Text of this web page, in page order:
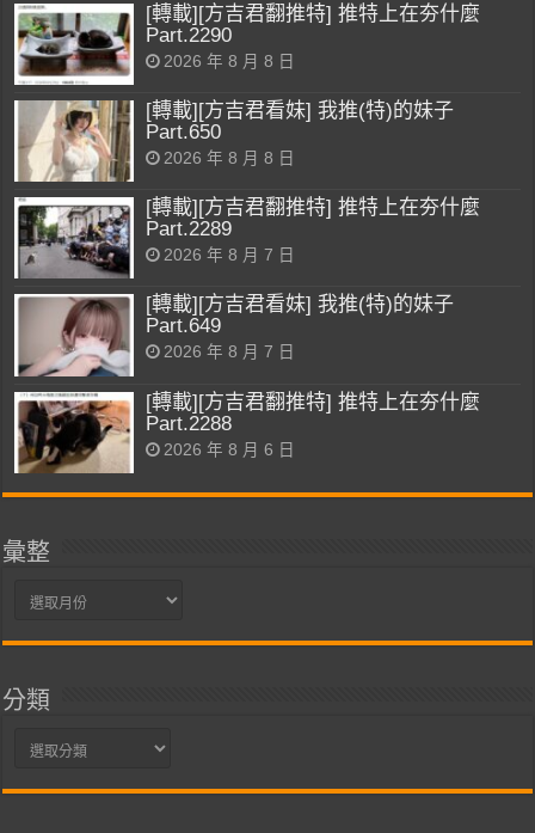
[轉載][方吉君翻推特] 推特上在夯什麼
Part.2290
2026 年 8 月 8 日
[轉載][方吉君看妹] 我推(特)的妹子
Part.650
2026 年 8 月 8 日
[轉載][方吉君翻推特] 推特上在夯什麼
Part.2289
2026 年 8 月 7 日
[轉載][方吉君看妹] 我推(特)的妹子
Part.649
2026 年 8 月 7 日
[轉載][方吉君翻推特] 推特上在夯什麼
Part.2288
2026 年 8 月 6 日
彙整
彙
分類
分